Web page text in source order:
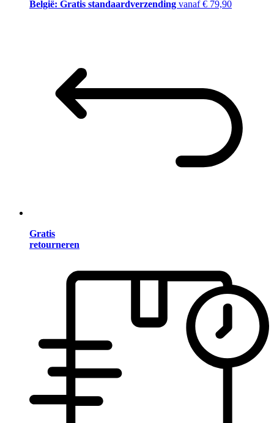
België: Gratis standaardverzending vanaf € 79,90
Gratis
retourneren